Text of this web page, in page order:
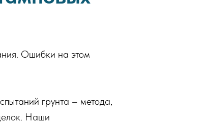
Ошибки на этом
грунта – метода,
Наши